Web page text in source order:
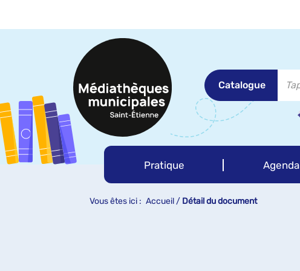
Catalogue
Vous êtes ici : Accueil / Détail du document
Pratique Agenda